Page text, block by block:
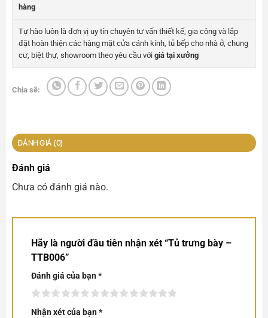
hàng
Tự hào luôn là đơn vị uy tín chuyên tư vấn thiết kế, gia công và lắp
đặt hoàn thiện các hàng mặt cửa cánh kính, tủ bếp cho nhà ở, chung
cư, biệt thự, showroom theo yêu cầu với giá tại xưởng
Chia sẽ:
ĐÁNH GIÁ (0)
Đánh giá
Chưa có đánh giá nào.
Hãy là người đầu tiên nhận xét “Tủ trưng bày –
TTB006”
Đánh giá của bạn*
Nhận xét của bạn*